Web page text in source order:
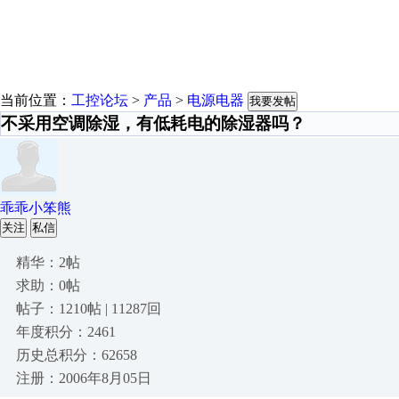
当前位置： 工控论坛 > 产品 > 电源电器 我要发帖
不采用空调除湿，有低耗电的除湿器吗？
乖乖小笨熊
关注 私信
精华：2帖
求助：0帖
帖子：1210帖 | 11287回
年度积分：2461
历史总积分：62658
注册：2006年8月05日